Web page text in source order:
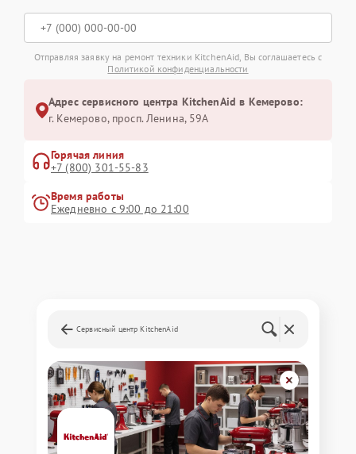
Отправляя заявку на ремонт техники KitchenAid, Вы соглашаетесь с
Политикой конфиденциальности
Адрес сервисного центра KitchenAid в Кемерово:
г. Кемерово, просп. Ленина, 59А
Горячая линия
+7 (800) 301-55-83
Время работы
Ежедневно с 9:00 до 21:00
Сервисный центр KitchenAid